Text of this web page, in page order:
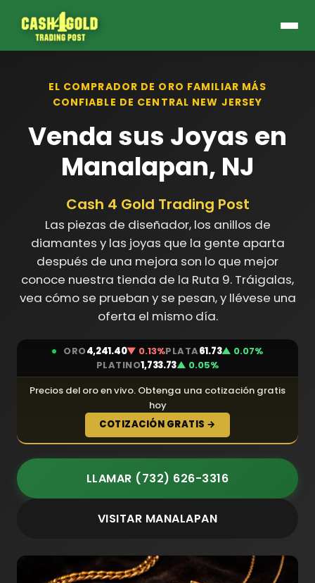
EL COMPRADOR DE ORO FAMILIAR MÁS
CONFIABLE DE CENTRAL NEW JERSEY
Venda sus Joyas en
Manalapan, NJ
Cash 4 Gold Trading Post
Las piezas de diseñador, los anillos de
diamantes y las joyas que la gente aparta
después de una mejora son lo que mejor
conoce nuestra tienda de la Ruta 9. Tráigalas,
vea cómo se prueban y se pesan, y llévese una
oferta el mismo día.
ORO4,241.40▼ 0.13%PLATA61.73▲ 0.07%
PLATINO1,733.73▲ 0.05%
Precios del oro en vivo. Obtenga una cotización gratis
hoy
COTIZACIÓN GRATIS →
LLAMAR (732) 626-3316
VISITAR MANALAPAN